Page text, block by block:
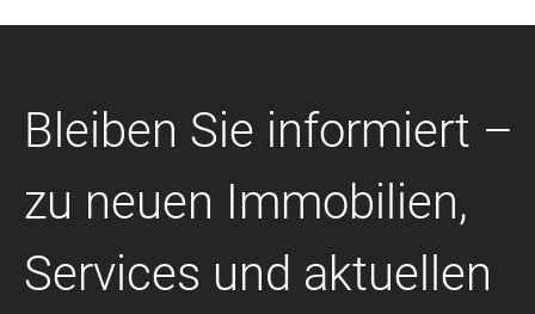
Bleiben Sie informiert –
zu neuen Immobilien,
Services und aktuellen